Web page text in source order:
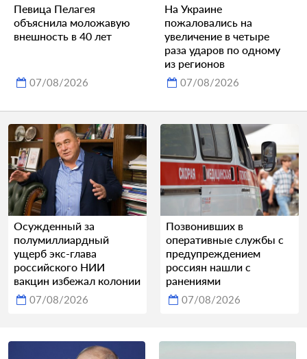
Певица Пелагея
объяснила моложавую
внешность в 40 лет
07/08/2026
На Украине
пожаловались на
увеличение в четыре
раза ударов по одному
из регионов
07/08/2026
Осужденный за
полумиллиардный
ущерб экс-глава
российского НИИ
вакцин избежал колонии
07/08/2026
Позвонивших в
оперативные службы с
предупреждением
россиян нашли с
ранениями
07/08/2026